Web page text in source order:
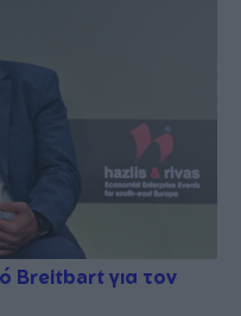
Breitbart για τον